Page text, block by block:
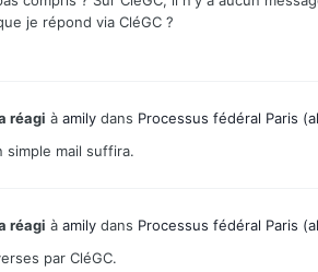
je répond via CléGC ?
réagi à amily dans Processus fédéral Paris
simple mail suffira.
réagi à amily dans Processus fédéral Paris
par CléGC.